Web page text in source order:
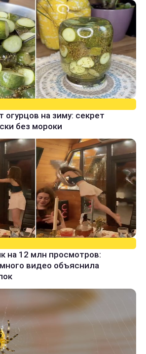
на зиму: секрет
без мороки
на 12 млн просмотров:
видео объяснила